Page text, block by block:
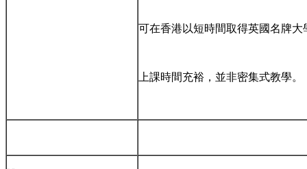
可在香港以短時間取得英國名牌
上課時間充裕，並非密集式教學。